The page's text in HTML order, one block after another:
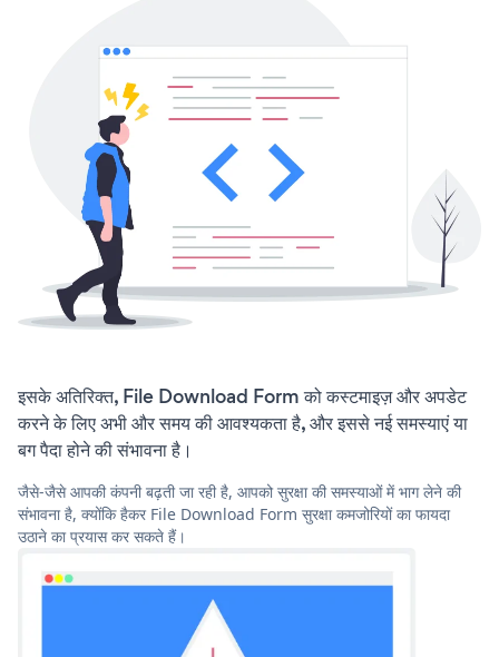
इसके अतिरिक्त, File Download Form को कस्टमाइज़ और अपडेट
करने के लिए अभी और समय की आवश्यकता है, और इससे नई समस्याएं या
बग पैदा होने की संभावना है।
जैसे-जैसे आपकी कंपनी बढ़ती जा रही है, आपको सुरक्षा की समस्याओं में भाग लेने की
संभावना है, क्योंकि हैकर File Download Form सुरक्षा कमजोरियों का फायदा
उठाने का प्रयास कर सकते हैं।